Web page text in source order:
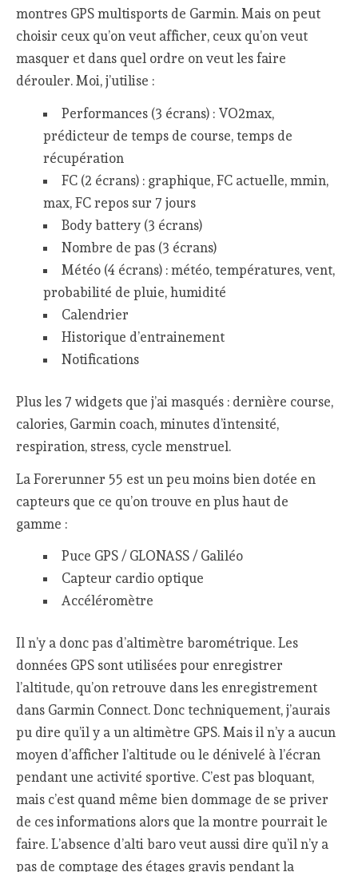
montres GPS multisports de Garmin. Mais on peut
choisir ceux qu’on veut afficher, ceux qu’on veut
masquer et dans quel ordre on veut les faire
dérouler. Moi, j’utilise :
Performances (3 écrans) : VO2max,
prédicteur de temps de course, temps de
récupération
FC (2 écrans) : graphique, FC actuelle, mmin,
max, FC repos sur 7 jours
Body battery (3 écrans)
Nombre de pas (3 écrans)
Météo (4 écrans) : météo, températures, vent,
probabilité de pluie, humidité
Calendrier
Historique d’entrainement
Notifications
Plus les 7 widgets que j’ai masqués : dernière course,
calories, Garmin coach, minutes d’intensité,
respiration, stress, cycle menstruel.
La Forerunner 55 est un peu moins bien dotée en
capteurs que ce qu’on trouve en plus haut de
gamme :
Puce GPS / GLONASS / Galiléo
Capteur cardio optique
Accéléromètre
Il n’y a donc pas d’altimètre barométrique. Les
données GPS sont utilisées pour enregistrer
l’altitude, qu’on retrouve dans les enregistrement
dans Garmin Connect. Donc techniquement, j’aurais
pu dire qu’il y a un altimètre GPS. Mais il n’y a aucun
moyen d’afficher l’altitude ou le dénivelé à l’écran
pendant une activité sportive. C’est pas bloquant,
mais c’est quand même bien dommage de se priver
de ces informations alors que la montre pourrait le
faire. L’absence d’alti baro veut aussi dire qu’il n’y a
pas de comptage des étages gravis pendant la